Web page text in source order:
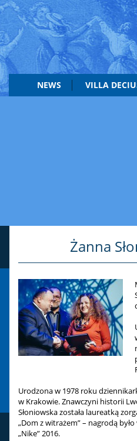
NEWS VILLA
Żanna
Urodzona w 1978 roku
w Krakowie. Znawczyni historii
Słoniowska została laureatką
„Dom z witrażem” – nagrodą
„Nike” 2016.